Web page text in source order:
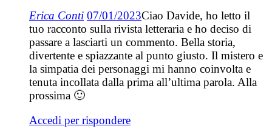
Erica Conti 07/01/2023Ciao Davide, ho letto il
tuo racconto sulla rivista letteraria e ho deciso di
passare a lasciarti un commento. Bella storia,
divertente e spiazzante al punto giusto. Il mistero e
la simpatia dei personaggi mi hanno coinvolta e
tenuta incollata dalla prima all’ultima parola. Alla
prossima 🙂
Accedi per rispondere